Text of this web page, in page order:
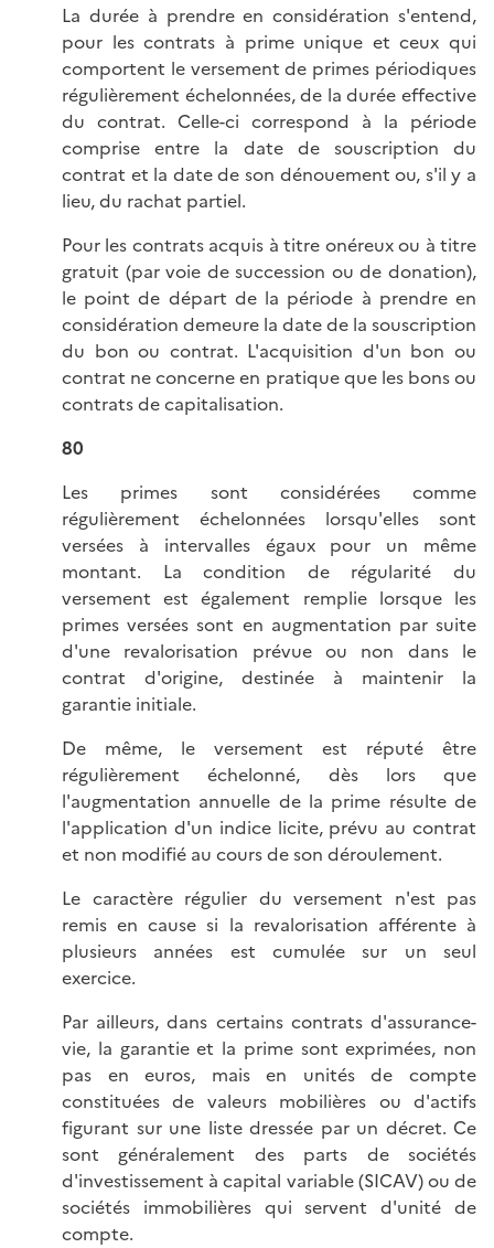
La durée à prendre en considération s'entend,
pour les contrats à prime unique et ceux qui
comportent le versement de primes périodiques
régulièrement échelonnées, de la durée effective
du contrat. Celle-ci correspond à la période
comprise entre la date de souscription du
contrat et la date de son dénouement ou, s'il y a
lieu, du rachat partiel.
Pour les contrats acquis à titre onéreux ou à titre
gratuit (par voie de succession ou de donation),
le point de départ de la période à prendre en
considération demeure la date de la souscription
du bon ou contrat. L'acquisition d'un bon ou
contrat ne concerne en pratique que les bons ou
contrats de capitalisation.
80
Les primes sont considérées comme
régulièrement échelonnées lorsqu'elles sont
versées à intervalles égaux pour un même
montant. La condition de régularité du
versement est également remplie lorsque les
primes versées sont en augmentation par suite
d'une revalorisation prévue ou non dans le
contrat d'origine, destinée à maintenir la
garantie initiale.
De même, le versement est réputé être
régulièrement échelonné, dès lors que
l'augmentation annuelle de la prime résulte de
l'application d'un indice licite, prévu au contrat
et non modifié au cours de son déroulement.
Le caractère régulier du versement n'est pas
remis en cause si la revalorisation afférente à
plusieurs années est cumulée sur un seul
exercice.
Par ailleurs, dans certains contrats d'assurance-
vie, la garantie et la prime sont exprimées, non
pas en euros, mais en unités de compte
constituées de valeurs mobilières ou d'actifs
figurant sur une liste dressée par un décret. Ce
sont généralement des parts de sociétés
d'investissement à capital variable (SICAV) ou de
sociétés immobilières qui servent d'unité de
compte.